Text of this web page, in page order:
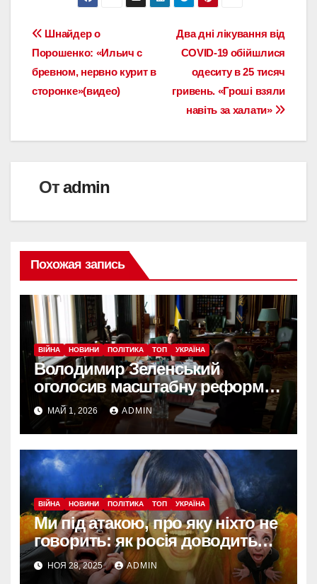
Навигация
по
записям
Два дні лікування від
COVID-19 обійшлися
одеситу в 25 тисяч
гривень. «Гроші взяли
навіть за халати»
Шнайдер о
Порошенко: «Ильич с
бревном, нервно курит в
сторонке»(видео)
Отadmin
Похожая запись
ВІЙНА НОВИНИ ПОЛІТИКА ТОП УКРАЇНА
Володимир Зеленський
оголосив масштабну реформу
армії: що зміниться вже з
червня
МАЙ 1, 2026 ADMIN
ВІЙНА НОВИНИ ПОЛІТИКА ТОП УКРАЇНА
Ми під атакою, про яку ніхто не
говорить: як росія доводить
українців до втоми, паніки й
розбрату
НОЯ 28, 2025 ADMIN